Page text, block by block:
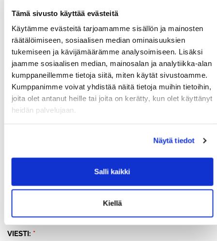
Tämä sivusto käyttää evästeitä
Käytämme evästeitä tarjoamamme sisällön ja mainosten
räätälöimiseen, sosiaalisen median ominaisuuksien
tukemiseen ja kävijämäärämme analysoimiseen. Lisäksi
jaamme sosiaalisen median, mainosalan ja analytiikka-alan
kumppaneillemme tietoja siitä, miten käytät sivustoamme.
Kumppanimme voivat yhdistää näitä tietoja muihin tietoihin,
joita olet antanut heille tai joita on kerätty, kun olet käyttänyt
heidän palvelujaan.
Näytä tiedot
Salli kaikki
Kiellä
KAUSIKORTTI >>
LÄHETÄ VIESTI:
Etunimi
Puhelin
VIESTI: *